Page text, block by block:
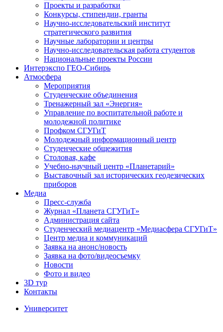
Проекты и разработки
Конкурсы, стипендии, гранты
Научно-исследовательский институт
стратегического развития
Научные лаборатории и центры
Научно-исследовательская работа студентов
Национальные проекты России
Интерэкспо ГЕО-Сибирь
Атмосфера
Мероприятия
Студенческие объединения
Тренажерный зал «Энергия»
Управление по воспитательной работе и
молодежной политике
Профком СГУГиТ
Молодежный информационный центр
Студенческие общежития
Столовая, кафе
Учебно-научный центр «Планетарий»
Выставочный зал исторических геодезических
приборов
Медиа
Пресс-служба
Журнал «Планета СГУГиТ»
Администрация сайта
Студенческий медиацентр «Медиасфера СГУГиТ»
Центр медиа и коммуникаций
Заявка на анонс/новость
Заявка на фото/видеосъемку
Новости
Фото и видео
3D тур
Контакты
Университет